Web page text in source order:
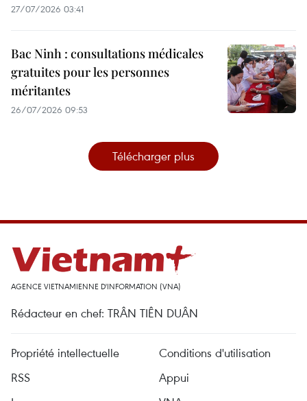
27/07/2026 03:41
Bac Ninh : consultations médicales
gratuites pour les personnes
méritantes
26/07/2026 09:53
Télécharger plus
AGENCE VIETNAMIENNE D'INFORMATION (VNA)
Rédacteur en chef: TRÂN TIÊN DUÂN
Propriété intellectuelle
Conditions d'utilisation
RSS
Appui